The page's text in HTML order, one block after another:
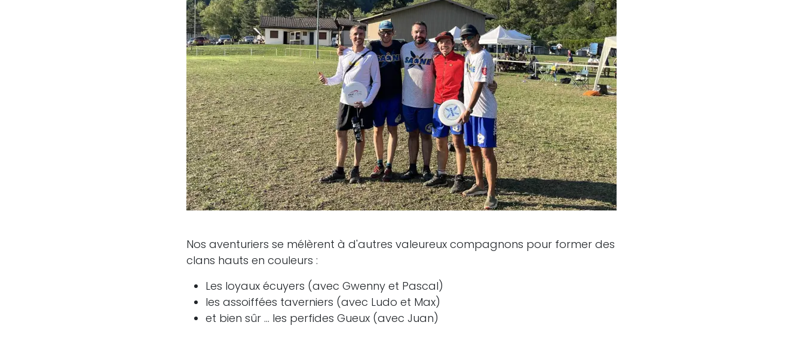
Nos aventuriers se mélèrent à d'autres valeureux compagnons pour former des
clans hauts en couleurs :
Les loyaux écuyers (avec Gwenny et Pascal)
les assoiffées taverniers (avec Ludo et Max)
et bien sûr ... les perfides Gueux (avec Juan)